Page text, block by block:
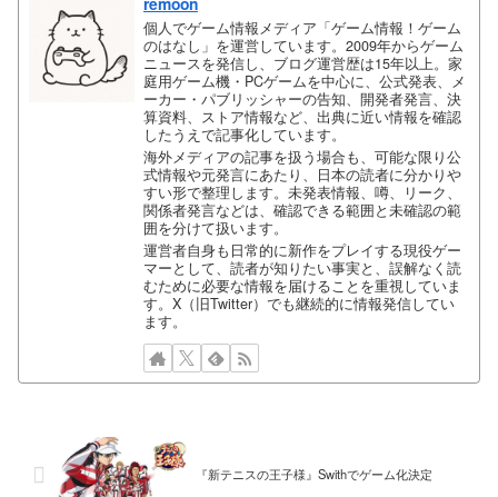
個人でゲーム情報メディア「ゲーム情報！ゲーム
のはなし」を運営しています。2009年からゲーム
ニュースを発信し、ブログ運営歴は15年以上。家
庭用ゲーム機・PCゲームを中心に、公式発表、メ
ーカー・パブリッシャーの告知、開発者発言、決
算資料、ストア情報など、出典に近い情報を確認
したうえで記事化しています。
海外メディアの記事を扱う場合も、可能な限り公
式情報や元発言にあたり、日本の読者に分かりや
すい形で整理します。未発表情報、噂、リーク、
関係者発言などは、確認できる範囲と未確認の範
囲を分けて扱います。
運営者自身も日常的に新作をプレイする現役ゲー
マーとして、読者が知りたい事実と、誤解なく読
むために必要な情報を届けることを重視していま
す。X（旧Twitter）でも継続的に情報発信してい
ます。
『新テニスの王子様』Swithでゲーム化決定